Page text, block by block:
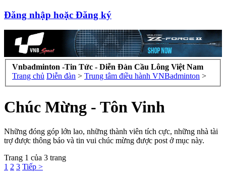
Đăng nhập hoặc Đăng ký
Vnbadminton -Tin Tức - Diễn Đàn Cầu Lông Việt Nam
Trang chủ Diễn đàn > Trung tâm điều hành VNBadminton >
Chúc Mừng - Tôn Vinh
Những đóng góp lớn lao, những thành viên tích cực, những nhà tài
trợ được thông báo và tin vui chúc mừng được post ở mục này.
Trang 1 của 3 trang
1 2 3 Tiếp >